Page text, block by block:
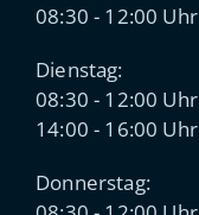
08:30 - 12:00 Uhr
Dienstag:
08:30 - 12:00 Uhr
14:00 - 16:00 Uhr
Donnerstag: